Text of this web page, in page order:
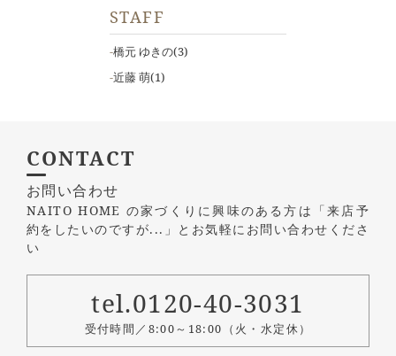
STAFF
橋元 ゆきの(3)
近藤 萌(1)
CONTACT
お問い合わせ
NAITO HOME の家づくりに興味のある方は 「来店予
約をしたいのですが...」とお気軽にお問い合わせくださ
い
tel.0120-40-3031
受付時間／8:00～18:00（火・水定休）